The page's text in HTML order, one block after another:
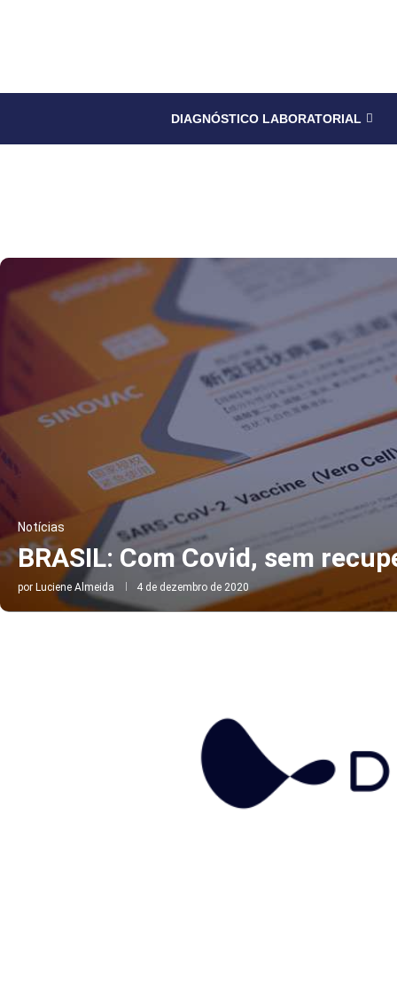
DIAGNÓSTICO LABORATORIAL
Notícias
BRASIL: Com Covid, sem
por Luciene Almeida 4 de dezembro de 2020